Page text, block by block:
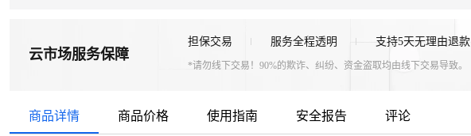
云市场服务保障
担保交易 服务全程透明 支持5天无理由退款
*请勿线下交易！90%的欺诈、纠纷、资金盗取均由线下交易导致。
商品详情 商品价格 使用指南 安全报告 评论